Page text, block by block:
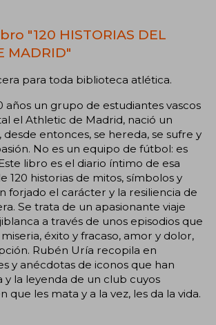
"120 HISTORIAS DEL
MADRID"
para toda biblioteca atlética.
años un grupo de estudiantes vascos
el Athletic de Madrid, nació un
entonces, se hereda, se sufre y
No es un equipo de fútbol: es
libro es el diario íntimo de esa
120 historias de mitos, símbolos y
forjado el carácter y la resiliencia de
Se trata de un apasionante viaje
a través de unos episodios que
éxito y fracaso, amor y dolor,
Rubén Uría recopila en
y anécdotas de iconos que han
y la leyenda de un club cuyos
que les mata y a la vez, les da la vida.